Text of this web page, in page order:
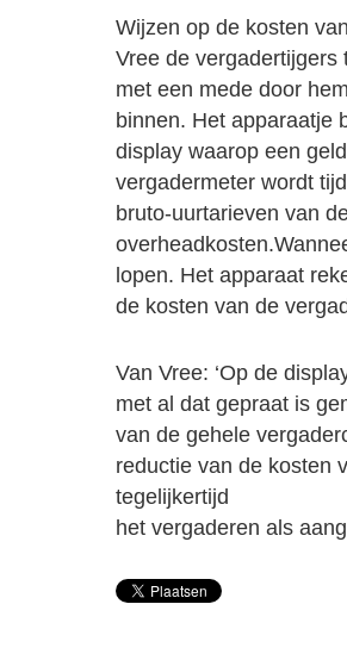
Wijzen op de kosten
Vree de
met een mede door
binnen. Het apparaatje
display waarop een
vergadermeter wordt
bruto-uurtarieven van
lopen. Het apparaat
de kosten van de
Van Vree: ‘Op de
met al dat gepraat is
van de gehele
reductie van de kosten
tegelijkertijd
het vergaderen als